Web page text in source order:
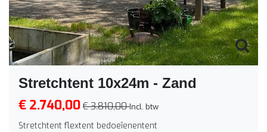
Stretchtent 10x24m - Zand
€ 2.740,00€ 3.810,00Incl. btw
Stretchtent flextent bedoeïenentent